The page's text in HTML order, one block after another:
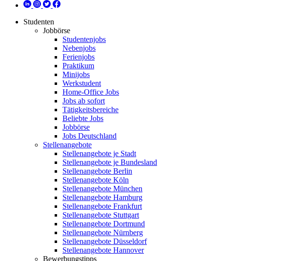
Studenten
Jobbörse
Studentenjobs
Nebenjobs
Ferienjobs
Praktikum
Minijobs
Werkstudent
Home-Office Jobs
Jobs ab sofort
Tätigkeitsbereiche
Beliebte Jobs
Jobbörse
Jobs Deutschland
Stellenangebote
Stellenangebote je Stadt
Stellenangebote je Bundesland
Stellenangebote Berlin
Stellenangebote Köln
Stellenangebote München
Stellenangebote Hamburg
Stellenangebote Frankfurt
Stellenangebote Stuttgart
Stellenangebote Dortmund
Stellenangebote Nürnberg
Stellenangebote Düsseldorf
Stellenangebote Hannover
Bewerbungstipps